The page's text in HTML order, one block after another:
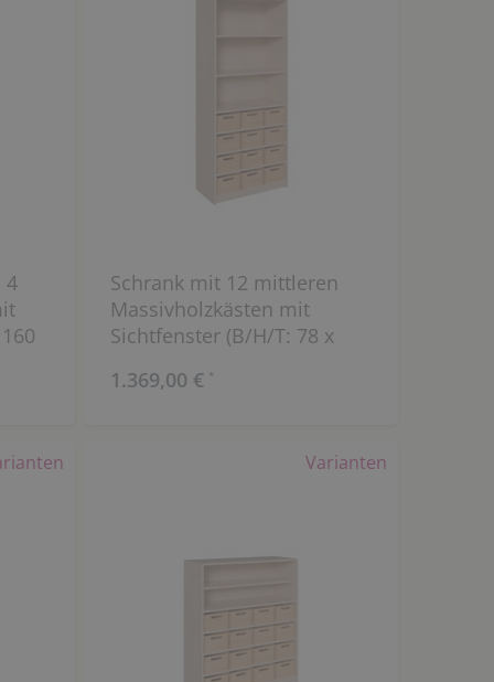
4
Schrank mit 12 mittleren
Massivholzkästen mit
Sichtfenster (B/H/T: 78 x
1.369,00 € *
Varianten